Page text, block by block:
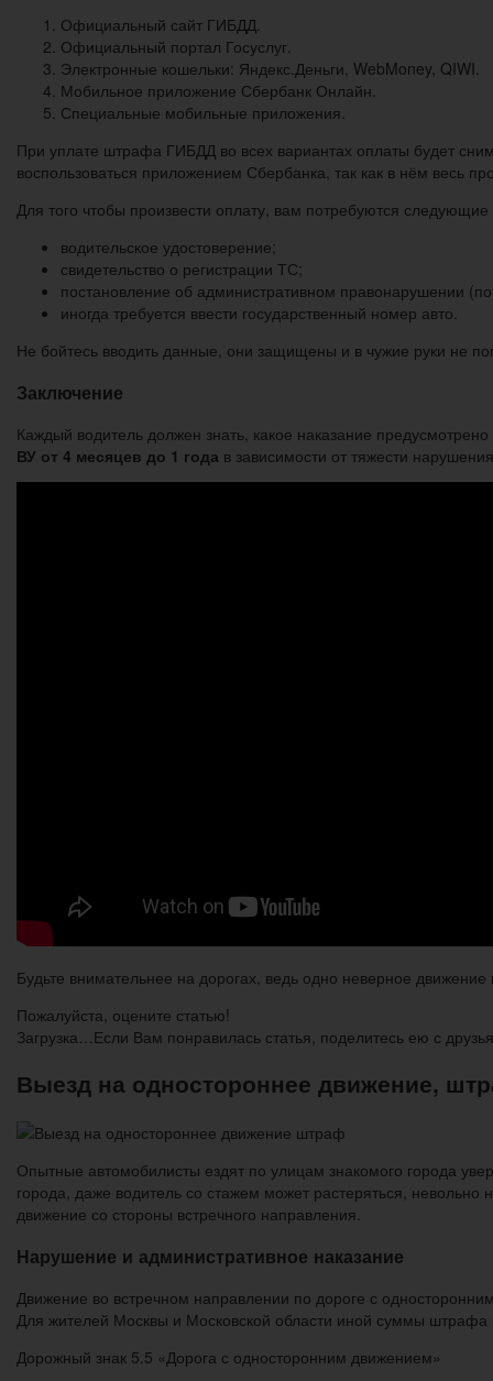
Официальный сайт ГИБДД.
Официальный портал Госуслуг.
Электронные кошельки: Яндекс.Деньги, WebMoney, QIWI.
Мобильное приложение Сбербанк Онлайн.
Специальные мобильные приложения.
При уплате штрафа ГИБДД во всех вариантах оплаты будет
воспользоваться приложением Сбербанка, так как в нём весь
Для того чтобы произвести оплату, вам потребуются
водительское удостоверение;
свидетельство о регистрации ТС;
постановление об административном правонарушении
иногда требуется ввести государственный номер авто.
Не бойтесь вводить данные, они защищены и в чужие руки не
Заключение
Каждый водитель должен знать, какое наказание
ВУ от 4 месяцев до 1 года в зависимости от тяжести
Будьте внимательнее на дорогах, ведь одно неверное
Пожалуйста, оцените статью!
Загрузка…Если Вам понравилась статья, поделитесь ею с
Выезд на одностороннее движение,
Опытные автомобилисты ездят по улицам знакомого города
города, даже водитель со стажем может растеряться,
движение со стороны встречного направления.
Нарушение и административное наказание
Движение во встречном направлении по дороге с
Для жителей Москвы и Московской области иной суммы
Дорожный знак 5.5 «Дорога с односторонним движением»